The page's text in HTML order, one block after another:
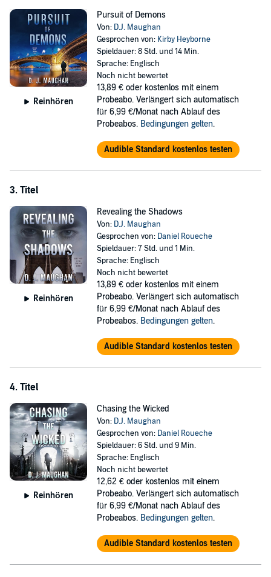
Reinhören
Pursuit of Demons
Von: D.J. Maughan
Gesprochen von: Kirby Heyborne
Spieldauer: 8 Std. und 14 Min.
Sprache: Englisch
Noch nicht bewertet
13,89 € oder kostenlos mit einem
Probeabo. Verlängert sich automatisch
für 6,99 €/Monat nach Ablauf des
Probeabos. Bedingungen gelten.
Audible Standard kostenlos testen
3. Titel
Reinhören
Revealing the Shadows
Von: D.J. Maughan
Gesprochen von: Daniel Roueche
Spieldauer: 7 Std. und 1 Min.
Sprache: Englisch
Noch nicht bewertet
13,89 € oder kostenlos mit einem
Probeabo. Verlängert sich automatisch
für 6,99 €/Monat nach Ablauf des
Probeabos. Bedingungen gelten.
Audible Standard kostenlos testen
4. Titel
Reinhören
Chasing the Wicked
Von: D.J. Maughan
Gesprochen von: Daniel Roueche
Spieldauer: 6 Std. und 9 Min.
Sprache: Englisch
Noch nicht bewertet
12,62 € oder kostenlos mit einem
Probeabo. Verlängert sich automatisch
für 6,99 €/Monat nach Ablauf des
Probeabos. Bedingungen gelten.
Audible Standard kostenlos testen